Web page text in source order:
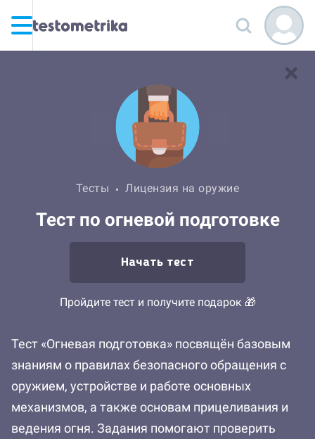
Тесты Лицензия на оружие
Тест по огневой подготовке
Начать тест
Пройдите тест и получите подарок 🎁
Тест «Огневая подготовка» посвящён базовым
знаниям о правилах безопасного обращения с
оружием, устройстве и работе основных
механизмов, а также основам прицеливания и
ведения огня. Задания помогают проверить